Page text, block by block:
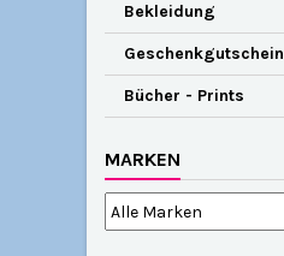
Bekleidung
Bücher - Prints
MARKEN